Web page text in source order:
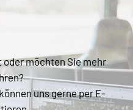
oder möchten Sie mehr
uns gerne per E-